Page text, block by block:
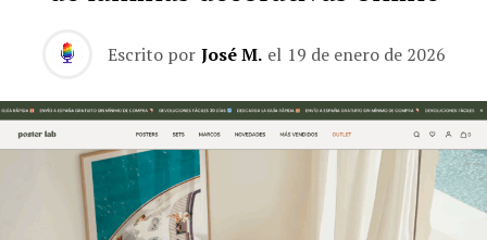
Escrito por José M. el 19 de enero de 2026